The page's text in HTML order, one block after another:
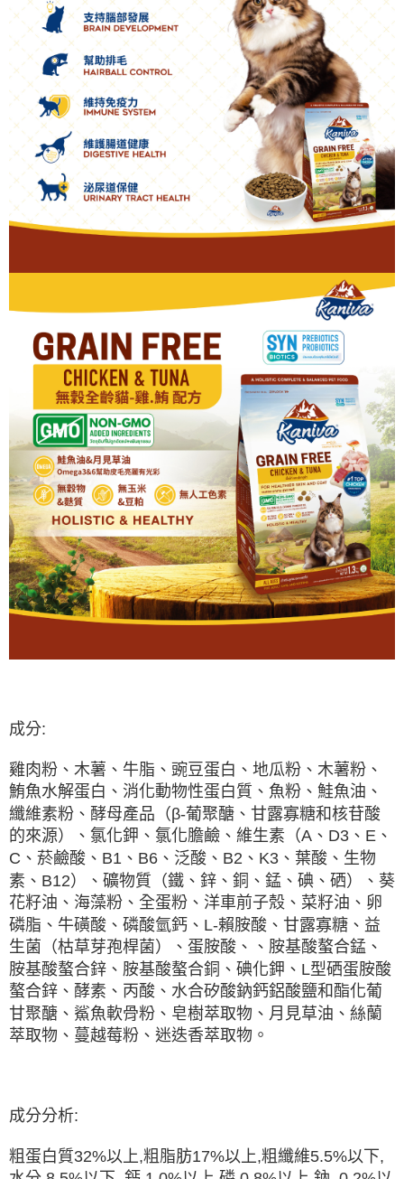
成分:
雞肉粉、木薯、牛脂、豌豆蛋白、地瓜粉、木薯粉、
鮪魚水解蛋白、消化動物性蛋白質、魚粉、鮭魚油、
纖維素粉、酵母產品（β-葡聚醣、甘露寡糖和核苷酸
的來源）、氯化鉀、氯化膽鹼、維生素（A、D3、E、
C、菸鹼酸、B1、B6、泛酸、B2、K3、葉酸、生物
素、B12）、礦物質（鐵、鋅、銅、錳、碘、硒）、葵
花籽油、海藻粉、全蛋粉、洋車前子殼、菜籽油、卵
磷脂、牛磺酸、磷酸氫鈣、L-賴胺酸、甘露寡糖、益
生菌（枯草芽孢桿菌）、蛋胺酸、、胺基酸螯合錳、
胺基酸螯合鋅、胺基酸螯合銅、碘化鉀、L型硒蛋胺酸
螯合鋅、酵素、丙酸、水合矽酸鈉鈣鋁酸鹽和酯化葡
甘聚醣、鯊魚軟骨粉、皂樹萃取物、月見草油、絲蘭
萃取物、蔓越莓粉、迷迭香萃取物 。
成分分析:
粗蛋白質32%以上,粗脂肪17%以上,粗纖維5.5%以下,